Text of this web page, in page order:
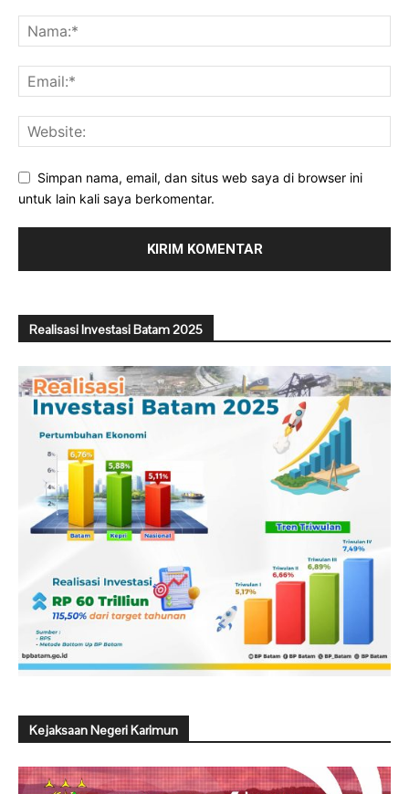
Simpan nama, email, dan situs web saya di browser ini
untuk lain kali saya berkomentar.
Realisasi Investasi Batam 2025
Kejaksaan Negeri Karimun